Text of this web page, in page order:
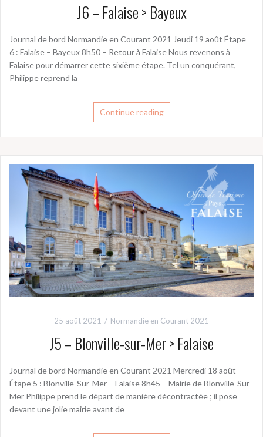
J6 – Falaise > Bayeux
Journal de bord Normandie en Courant 2021 Jeudi 19 août Étape
6 : Falaise – Bayeux 8h50 – Retour à Falaise Nous revenons à
Falaise pour démarrer cette sixième étape. Tel un conquérant,
Philippe reprend la
Continue reading
25 août 2021 Normandie en Courant 2021
J5 – Blonville-sur-Mer > Falaise
Journal de bord Normandie en Courant 2021 Mercredi 18 août
Étape 5 : Blonville-Sur-Mer – Falaise 8h45 – Mairie de Blonville-Sur-
Mer Philippe prend le départ de manière décontractée ; il pose
devant une jolie mairie avant de